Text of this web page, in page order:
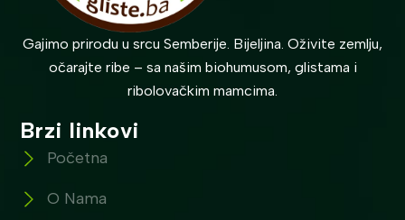
Gajimo prirodu u srcu Semberije. Bijeljina. Oživite zemlju,
očarajte ribe – sa našim biohumusom, glistama i
ribolovačkim mamcima.
Brzi linkovi
Početna
O Nama